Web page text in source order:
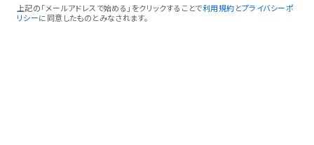
上記の「メールアドレスで始める」をクリックすることで利用規約 とプライバシーポ
リシーに同意したものとみなされます。